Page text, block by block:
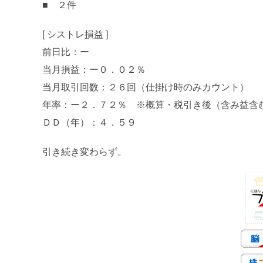
■ ２件
[ シストレ損益 ]
前日比：ー
当月損益：ー０．０２％
当月取引回数：２６回（仕掛け時のみカウント）
年率：ー２．７２％ ※概算・税引き後（含み益含
ＤＤ（年）：４．５９
引き続き変わらず。